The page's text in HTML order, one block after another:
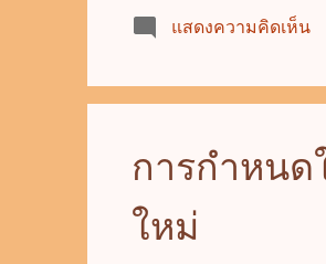
แสดงความคิดเห็น
การกำหนด
ใหม่